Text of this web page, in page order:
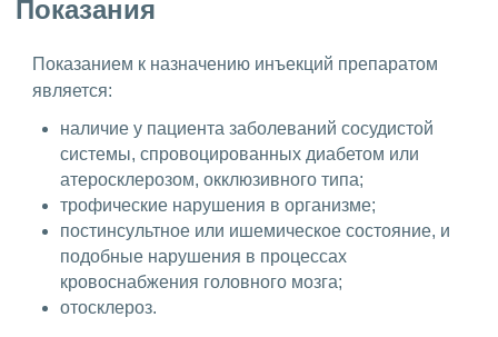
Показания
Показанием к назначению инъекций препаратом
является:
наличие у пациента заболеваний сосудистой
системы, спровоцированных диабетом или
атеросклерозом, окклюзивного типа;
трофические нарушения в организме;
постинсультное или ишемическое состояние, и
подобные нарушения в процессах
кровоснабжения головного мозга;
отосклероз.